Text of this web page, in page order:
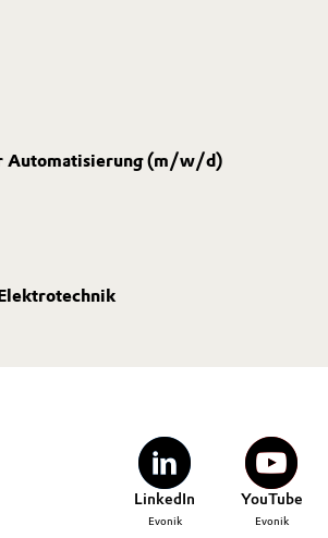
Automatisierung (m/w/d)
LinkedIn
Evonik
YouTube
Evonik